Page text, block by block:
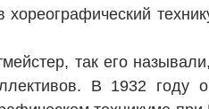
хореографический
так его
В 1932 году